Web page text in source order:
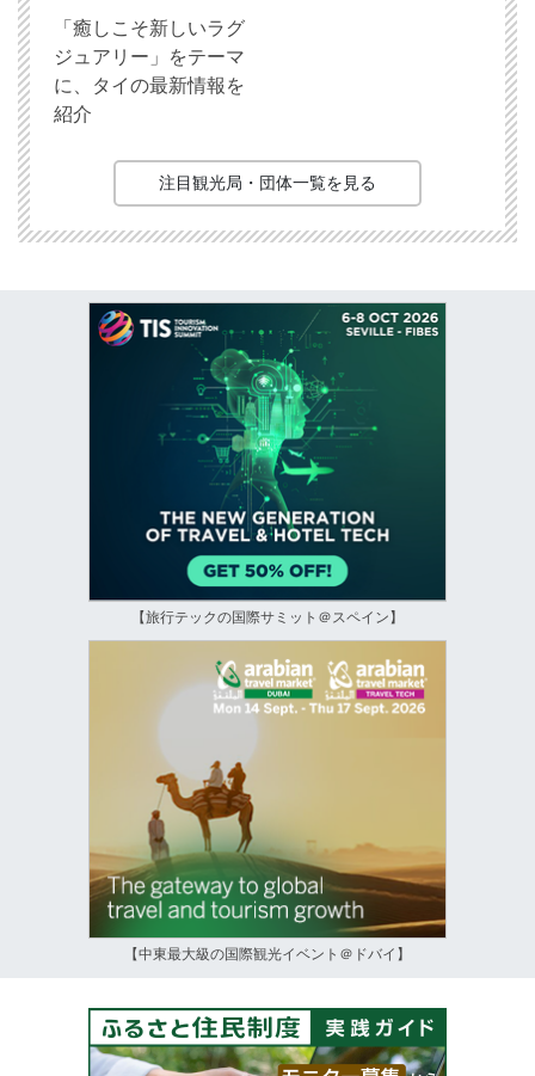
「癒しこそ新しいラグ
ジュアリー」をテーマ
に、タイの最新情報を
紹介
注目観光局・団体一覧を見る
【旅行テックの国際サミット＠スペイン】
【中東最大級の国際観光イベント＠ドバイ】